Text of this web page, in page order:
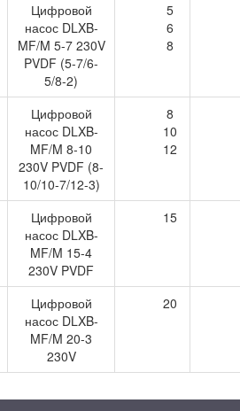
Цифровой
насос DLXB-
MF/M 5-7 230V
PVDF (5-7/6-
5/8-2)
5
6
8
Цифровой
насос DLXB-
MF/M 8-10
230V PVDF (8-
10/10-7/12-3)
8
10
12
Цифровой
насос DLXB-
MF/M 15-4
230V PVDF
15
Цифровой
насос DLXB-
MF/M 20-3
230V
20